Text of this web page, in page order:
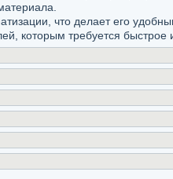
что делает его
которым требуется быстрое